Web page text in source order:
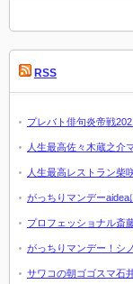
RSS
プレバト俳句炎帝戦
人生最高佐々木蔵之介
人生最高レストラン柴
がっちりマンデー
プロフェッショナル斎
がっちりマンデー！シ
サワコの朝ゴゴスマ石